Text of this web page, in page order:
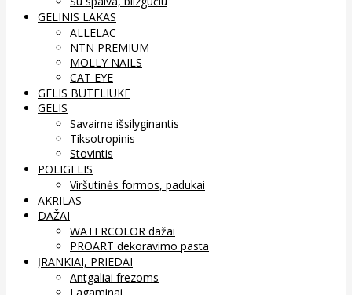
GELINIS LAKAS
ALLELAC
NTN PREMIUM
MOLLY NAILS
CAT EYE
GELIS BUTELIUKE
GELIS
Savaime išsilyginantis
Tiksotropinis
Stovintis
POLIGELIS
Viršutinės formos, padukai
AKRILAS
DAŽAI
WATERCOLOR dažai
PROART dekoravimo pasta
ĮRANKIAI, PRIEDAI
Antgaliai frezoms
Lagaminai